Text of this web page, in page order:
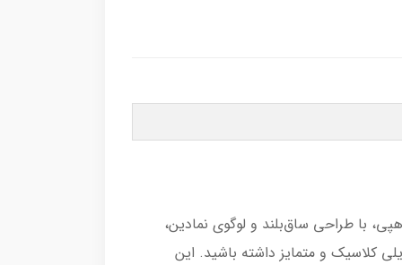
با طراحی ساق‌بلند و لوگوی نمادین،
کلاسیک و متمایز داشته باشید. این